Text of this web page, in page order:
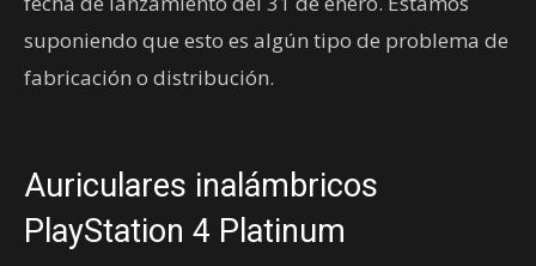
suponiendo que esto es algún tipo de problema de
fabricación o distribución.
Auriculares inalámbricos
PlayStation 4 Platinum